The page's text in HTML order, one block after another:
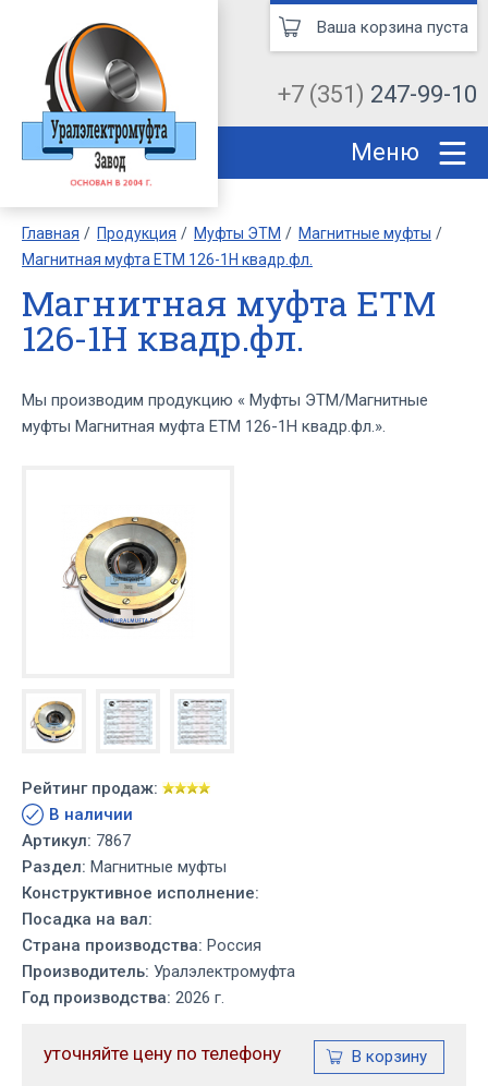
+7 (351) 247-99-10
Ваша корзина пуста
Меню
Главная Продукция Муфты ЭТМ
Магнитные муфты
Магнитная муфта ЕТМ 126-1Н квадр.фл.
Магнитная муфта ЕТМ
126-1Н квадр.фл.
Мы производим продукцию « Муфты ЭТМ/Магнитные
муфты Магнитная муфта ЕТМ 126-1Н квадр.фл.».
Рейтинг продаж:
В наличии
Артикул: 7867
Раздел: Магнитные муфты
Конструктивное исполнение:
Посадка на вал:
Страна производства: Россия
Производитель: Уралэлектромуфта
Год производства: 2026 г.
уточняйте цену по телефону